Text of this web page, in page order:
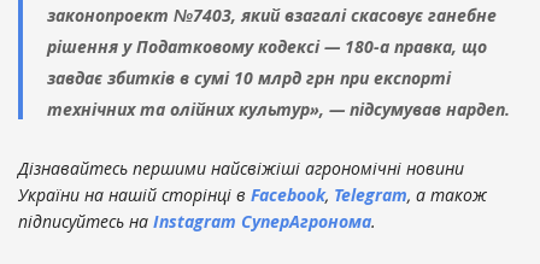
законопроект №7403, який взагалі скасовує ганебне
рішення у Податковому кодексі — 180-а правка, що
завдає збитків в сумі 10 млрд грн при експорті
технічних та олійних культур», — підсумував нардеп.
Дізнавайтесь першими найсвіжіші агрономічні новини
України на нашій сторінці в Facebook, Telegram, а також
підписуйтесь на Instagram СуперАгронома.